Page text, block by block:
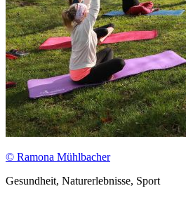
© Ramona Mühlbacher
Gesundheit, Naturerlebnisse, Sport